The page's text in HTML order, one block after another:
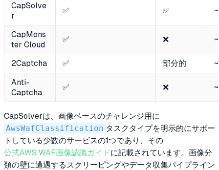
CapSolve
r
✅ ✅
CapMons
ter Cloud
✅ ❌
2Captcha ✅ 部分的
Anti-
Captcha
✅ ❌
CapSolverは、画像ベースのチャレンジ用に
AwsWafClassification タスクタイプを明示的にサポー
トしている少数のサービスの1つであり、その
公式AWS WAF画像認識ガイドに記載されています。画像分
類の壁に遭遇するスクリーピングやデータ収集パイプライン